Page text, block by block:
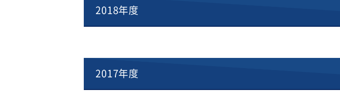
2018年度
2017年度